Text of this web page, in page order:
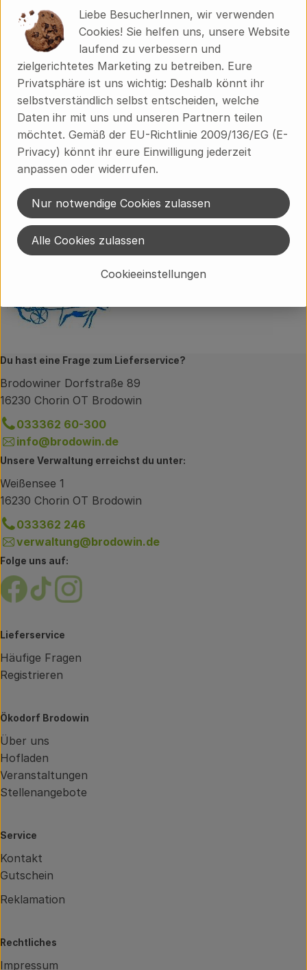
Produktdatenblatt
Herkunft
Hersteller: Ökodorf Brodowin
Ökodorf Brodowin
Du hast eine Frage zum Lieferservice?
Brodowiner Dorfstraße 89
16230 Chorin OT Brodowin
033362 60-300
info@brodowin.de
Unsere Verwaltung erreichst du unter:
Weißensee 1
16230 Chorin OT Brodowin
033362 246
verwaltung@brodowin.de
Folge uns auf:
Externer Link zu https://www.facebook.com/
Externer Link zu https://www.tiktok.com/
Externer Link zu https://
Lieferservice
Häufige Fragen
Registrieren
Ökodorf Brodowin
Über uns
Hofladen
Veranstaltungen
Stellenangebote
Service
Kontakt
Gutschein
Reklamation
Rechtliches
Impressum
Liebe BesucherInnen, wir verwenden
Cookies! Sie helfen uns, unsere Website
laufend zu verbessern und
zielgerichtetes Marketing zu betreiben. Eure
Privatsphäre ist uns wichtig: Deshalb könnt ihr
selbstverständlich selbst entscheiden, welche
Daten ihr mit uns und unseren Partnern teilen
möchtet. Gemäß der EU-Richtlinie 2009/136/EG (E-
Privacy) könnt ihr eure Einwilligung jederzeit
anpassen oder widerrufen.
Cookieeinstellungen
Nur notwendige Cookies zulassen
Alle Cookies zulassen